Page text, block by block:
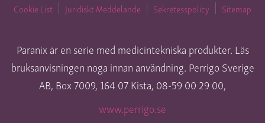
Cookie List
Juridiskt Meddelande Sekretesspolicy Sitemap
Paranix är en serie med medicintekniska produkter. Läs
bruksanvisningen noga innan användning. Perrigo Sverige
AB, Box 7009, 164 07 Kista, 08-59 00 29 00,
www.perrigo.se